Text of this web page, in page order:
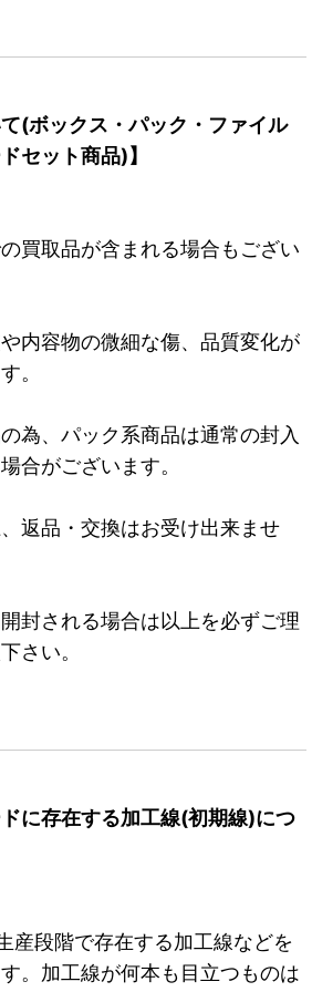
て(ボックス・パック・ファイル
セット商品)】
買取品が含まれる場合もござい
内容物の微細な傷、品質変化が
。
為、パック系商品は通常の封入
合がございます。
返品・交換はお受け出来ませ
封される場合は以上を必ずご理
さい。
ドに存在する加工線(初期線)につ
産段階で存在する加工線などを
。加工線が何本も目立つものは